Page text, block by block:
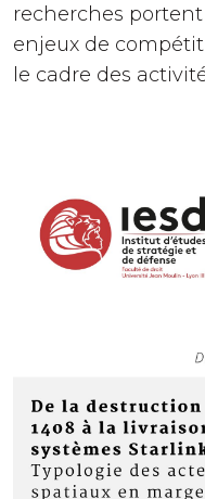
recherches
enjeux de
le cadre des